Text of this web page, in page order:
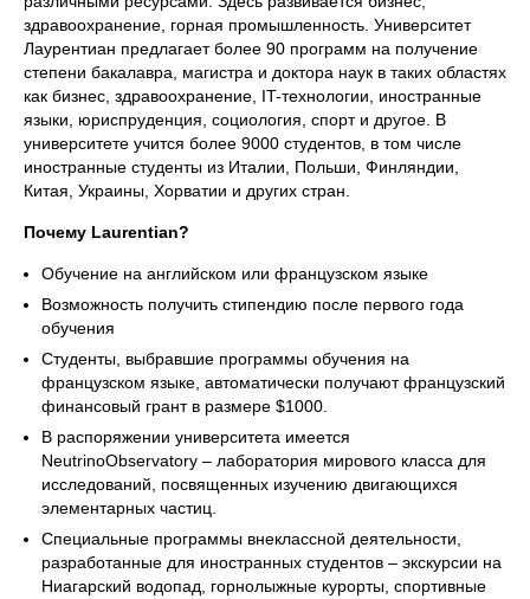
здравоохранение, горная промышленность. Университет
Лаурентиан предлагает более 90 программ на получение
степени бакалавра, магистра и доктора наук в таких областях
как бизнес, здравоохранение, IT-технологии, иностранные
языки, юриспруденция, социология, спорт и другое. В
университете учится более 9000 студентов, в том числе
иностранные студенты из Италии, Польши, Финляндии,
Китая, Украины, Хорватии и других стран.
Почему Laurentian?
Обучение на английском или французском языке
Возможность получить стипендию после первого года
обучения
Студенты, выбравшие программы обучения на
французском языке, автоматически получают французский
финансовый грант в размере $1000.
В распоряжении университета имеется
NeutrinoObservatory – лаборатория мирового класса для
исследований, посвященных изучению двигающихся
элементарных частиц.
Специальные программы внеклассной деятельности,
разработанные для иностранных студентов – экскурсии на
Ниагарский водопад, горнолыжные курорты, спортивные